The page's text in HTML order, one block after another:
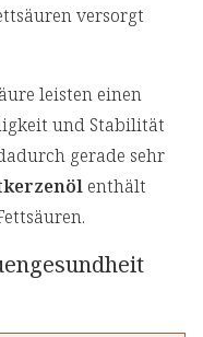
versorgt
leisten einen
und Stabilität
gerade sehr
enthält